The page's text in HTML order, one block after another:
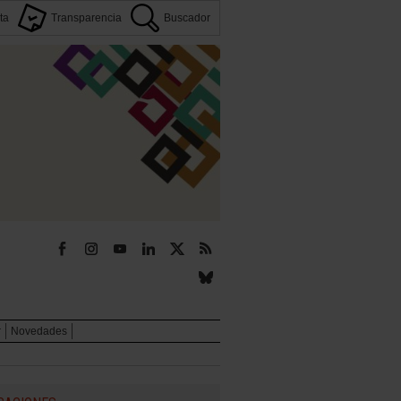
Transparencia Buscador
Novedades